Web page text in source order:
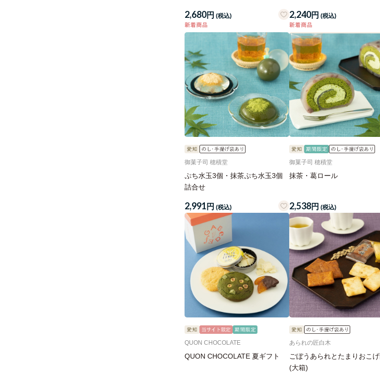
2,680円 (税込) 2,240円 (税込)
御菓子司 穂積堂
ぷち水玉3個・抹茶ぷち水玉3個
詰合せ
2,991円 (税込)
御菓子司 穂積堂
抹茶・葛ロール
2,538円 (税込)
QUON CHOCOLATE
QUON CHOCOLATE 夏ギフト
あられの匠白木
ごぼうあられとたまりおこ
(大箱)